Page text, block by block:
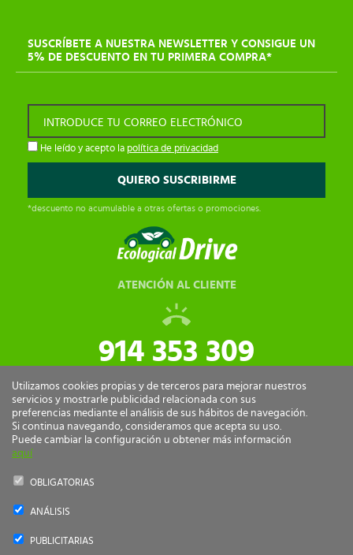
SUSCRÍBETE A NUESTRA NEWSLETTER Y CONSIGUE UN
5% DE DESCUENTO EN TU PRIMERA COMPRA*
INTRODUCE TU CORREO ELECTRÓNICO
He leído y acepto la política de privacidad
*descuento no acumulable a otras ofertas o promociones.
ATENCIÓN AL CLIENTE
914 353 309
tiendaonline@ecologicaldrive.com
Utilizamos cookies propias y de terceros para mejorar nuestros
servicios y mostrarle publicidad relacionada con sus
preferencias mediante el análisis de sus hábitos de navegación.
Si continua navegando, consideramos que acepta su uso.
Puede cambiar la configuración u obtener más información
aquí
OBLIGATORIAS
ANÁLISIS
PUBLICITARIAS